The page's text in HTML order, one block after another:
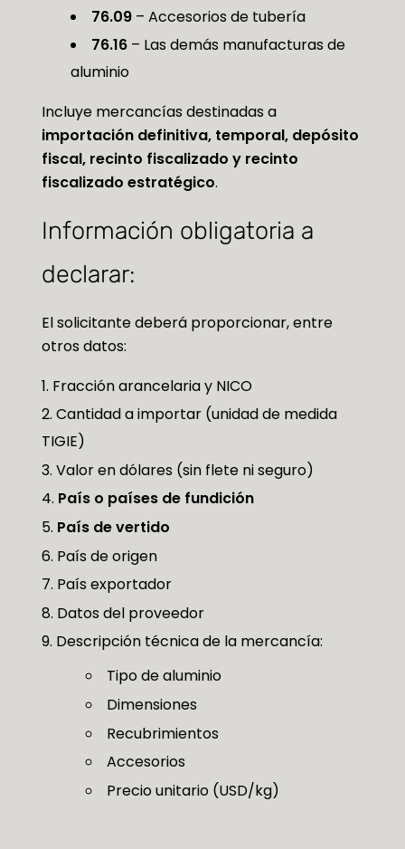
76.09 – Accesorios de tubería
76.16 – Las demás manufacturas de
aluminio
Incluye mercancías destinadas a
importación definitiva, temporal, depósito
fiscal, recinto fiscalizado y recinto
fiscalizado estratégico.
Información obligatoria a
declarar:
El solicitante deberá proporcionar, entre
otros datos:
Fracción arancelaria y NICO
Cantidad a importar (unidad de medida
TIGIE)
Valor en dólares (sin flete ni seguro)
País o países de fundición
País de vertido
País de origen
País exportador
Datos del proveedor
Descripción técnica de la mercancía:
Tipo de aluminio
Dimensiones
Recubrimientos
Accesorios
Precio unitario (USD/kg)